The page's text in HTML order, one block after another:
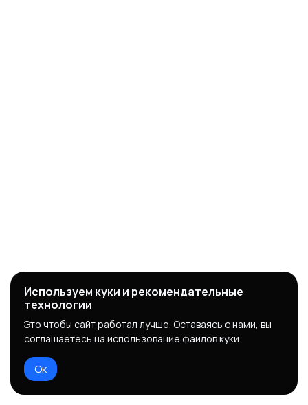
Используем куки и рекомендательные
технологии
Это чтобы сайт работал лучше. Оставаясь с нами, вы
соглашаетесь на использование файлов куки.
Ок